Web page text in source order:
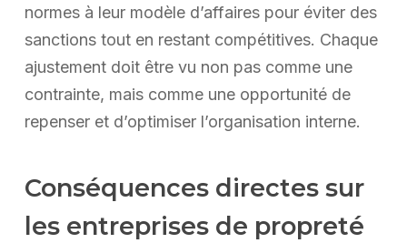
normes à leur modèle d’affaires pour éviter des
sanctions tout en restant compétitives. Chaque
ajustement doit être vu non pas comme une
contrainte, mais comme une opportunité de
repenser et d’optimiser l’organisation interne.
Conséquences directes sur
les entreprises de propreté